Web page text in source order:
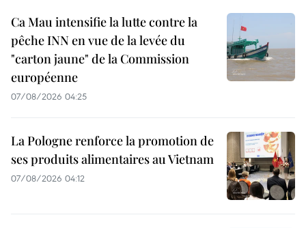
Ca Mau intensifie la lutte contre la
pêche INN en vue de la levée du
"carton jaune" de la Commission
européenne
07/08/2026 04:25
La Pologne renforce la promotion de
ses produits alimentaires au Vietnam
07/08/2026 04:12